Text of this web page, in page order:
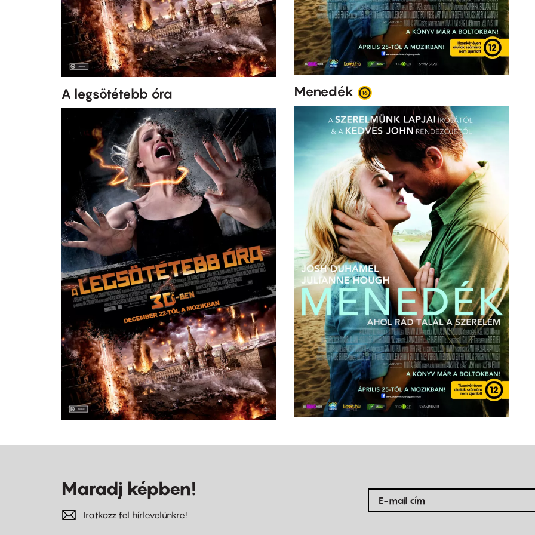
A legsötétebb óra Menedék
Maradj képben!
Iratkozz fel hírlevelünkre!